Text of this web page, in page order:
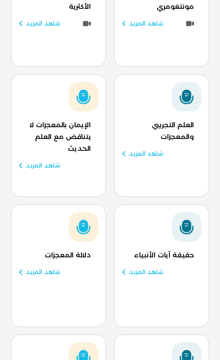
مونتغومري
شاهد المزيد
الأكثرية
شاهد المزيد
العلم التجريبي
والمعجزات
شاهد المزيد
الإيمان بالمعجزات لا
يتناقض مع العلم
الحديث
شاهد المزيد
حقيقة آيات الأنبياء
شاهد المزيد
دلالة المعجزات
شاهد المزيد